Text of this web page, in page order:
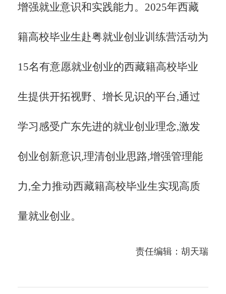
增强就业意识和实践能力。2025年西藏
籍高校毕业生赴粤就业创业训练营活动为
15名有意愿就业创业的西藏籍高校毕业
生提供开拓视野、增长见识的平台,通过
学习感受广东先进的就业创业理念,激发
创业创新意识,理清创业思路,增强管理能
力,全力推动西藏籍高校毕业生实现高质
量就业创业。
责任编辑：胡天瑞